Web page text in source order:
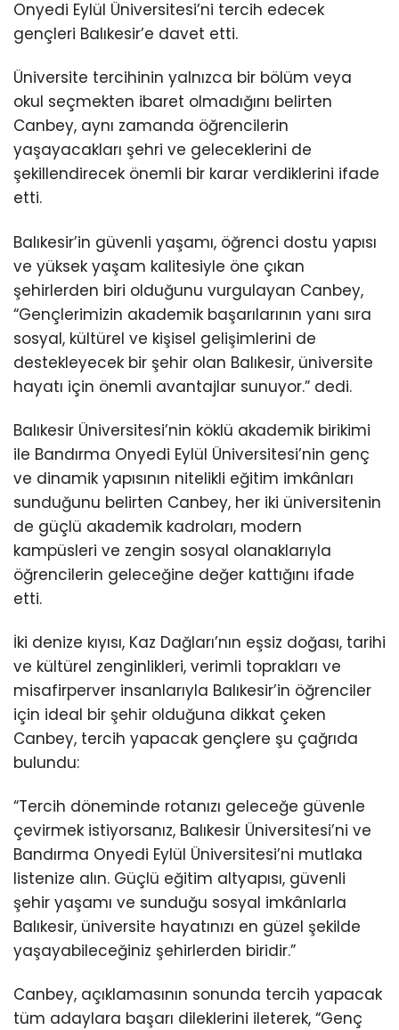
Onyedi Eylül Üniversitesi’ni tercih edecek
gençleri Balıkesir’e davet etti.
Üniversite tercihinin yalnızca bir bölüm veya
okul seçmekten ibaret olmadığını belirten
Canbey, aynı zamanda öğrencilerin
yaşayacakları şehri ve geleceklerini de
şekillendirecek önemli bir karar verdiklerini ifade
etti.
Balıkesir’in güvenli yaşamı, öğrenci dostu yapısı
ve yüksek yaşam kalitesiyle öne çıkan
şehirlerden biri olduğunu vurgulayan Canbey,
“Gençlerimizin akademik başarılarının yanı sıra
sosyal, kültürel ve kişisel gelişimlerini de
destekleyecek bir şehir olan Balıkesir, üniversite
hayatı için önemli avantajlar sunuyor.” dedi.
Balıkesir Üniversitesi’nin köklü akademik birikimi
ile Bandırma Onyedi Eylül Üniversitesi’nin genç
ve dinamik yapısının nitelikli eğitim imkânları
sunduğunu belirten Canbey, her iki üniversitenin
de güçlü akademik kadroları, modern
kampüsleri ve zengin sosyal olanaklarıyla
öğrencilerin geleceğine değer kattığını ifade
etti.
İki denize kıyısı, Kaz Dağları’nın eşsiz doğası, tarihi
ve kültürel zenginlikleri, verimli toprakları ve
misafirperver insanlarıyla Balıkesir’in öğrenciler
için ideal bir şehir olduğuna dikkat çeken
Canbey, tercih yapacak gençlere şu çağrıda
bulundu:
“Tercih döneminde rotanızı geleceğe güvenle
çevirmek istiyorsanız, Balıkesir Üniversitesi’ni ve
Bandırma Onyedi Eylül Üniversitesi’ni mutlaka
listenize alın. Güçlü eğitim altyapısı, güvenli
şehir yaşamı ve sunduğu sosyal imkânlarla
Balıkesir, üniversite hayatınızı en güzel şekilde
yaşayabileceğiniz şehirlerden biridir.”
Canbey, açıklamasının sonunda tercih yapacak
tüm adaylara başarı dileklerini ileterek, “Genç